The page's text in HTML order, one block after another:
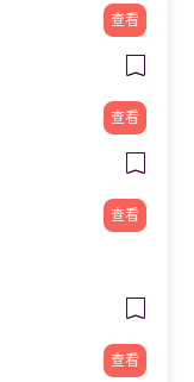
查看
查看
查看
查看